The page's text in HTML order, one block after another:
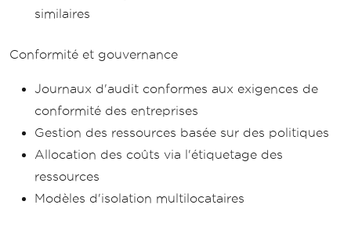
similaires
Conformité et gouvernance
Journaux d'audit conformes aux exigences de
conformité des entreprises
Gestion des ressources basée sur des politiques
Allocation des coûts via l'étiquetage des
ressources
Modèles d'isolation multilocataires